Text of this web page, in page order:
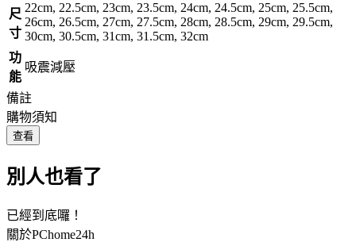
尺
寸
22cm, 22.5cm, 23cm, 23.5cm, 24cm, 24.5cm, 25cm, 25.5cm,
26cm, 26.5cm, 27cm, 27.5cm, 28cm, 28.5cm, 29cm, 29.5cm,
30cm, 30.5cm, 31cm, 31.5cm, 32cm
功
能
吸震減壓
備註
購物須知
查看
別人也看了
已經到底囉！
關於PChome24h